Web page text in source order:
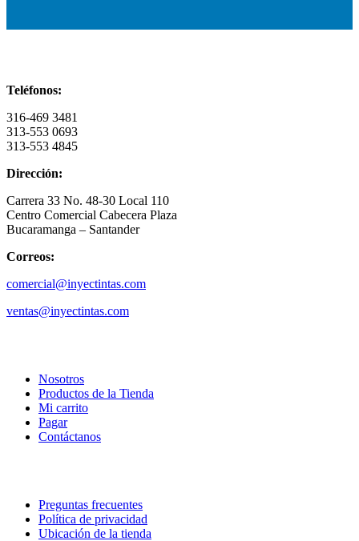
Teléfonos:
316-469 3481
313-553 0693
313-553 4845
Dirección:
Carrera 33 No. 48-30 Local 110
Centro Comercial Cabecera Plaza
Bucaramanga – Santander
Correos:
comercial@inyectintas.com
ventas@inyectintas.com
Nosotros
Productos de la Tienda
Mi carrito
Pagar
Contáctanos
Preguntas frecuentes
Política de privacidad
Ubicación de la tienda